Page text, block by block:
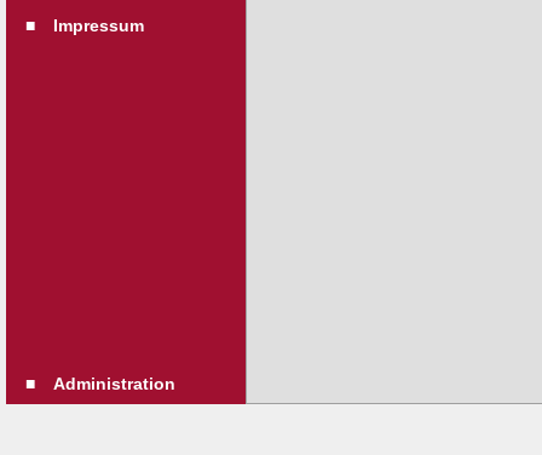
■
Impressum
■ Administration